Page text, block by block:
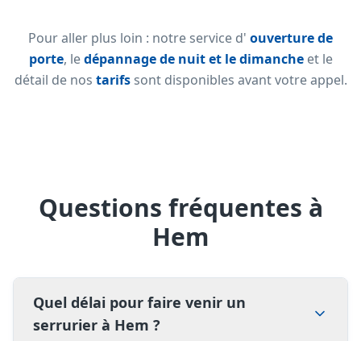
Pour aller plus loin : notre service d' ouverture de
porte, le dépannage de nuit et le dimanche et le
détail de nos tarifs sont disponibles avant votre appel.
Questions fréquentes à
Hem
Quel délai pour faire venir un
serrurier à Hem ?